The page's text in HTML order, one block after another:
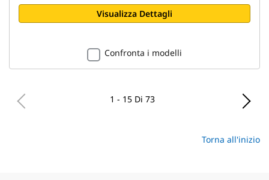
Visualizza Dettagli
Confronta i modelli
1 - 15 Di 73
Torna all'inizio